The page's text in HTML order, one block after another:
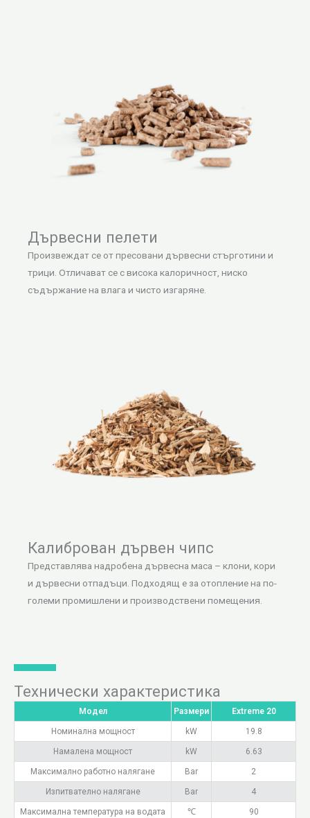
Дървесни пелети
Произвеждат се от пресовани дървесни стърготини и
трици. Отличават се с висока калоричност, ниско
съдържание на влага и чисто изгаряне.
Калиброван дървен чипс
Представлява надробена дървесна маса – клони, кори
и дървесни отпадъци. Подходящ е за отопление на по-
големи промишлени и производствени помещения.
Технически характеристикa
Модел Размери Extreme 20
Номинална мощност kW 19.8
Намалена мощност kW 6.63
Максимално работно налягане Bar 2
Изпитвателно налягане Bar 4
Максимална температура на водата ℃ 90